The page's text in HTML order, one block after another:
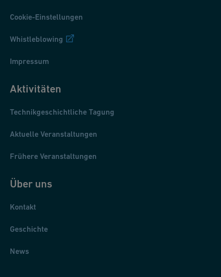
Cookie-Einstellungen
Whistleblowing
Impressum
Aktivitäten
Technikgeschichtliche Tagung
Aktuelle Veranstaltungen
Frühere Veranstaltungen
Über uns
Kontakt
Geschichte
News